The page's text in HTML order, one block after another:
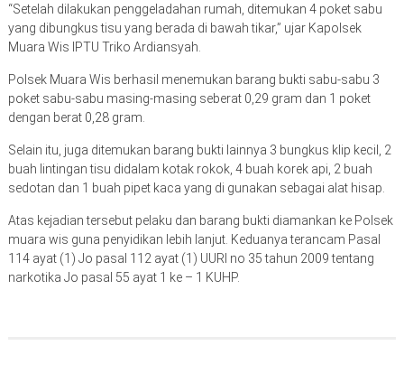
“Setelah dilakukan penggeladahan rumah, ditemukan 4 poket sabu
yang dibungkus tisu yang berada di bawah tikar,” ujar Kapolsek
Muara Wis IPTU Triko Ardiansyah.
Polsek Muara Wis berhasil menemukan barang bukti sabu-sabu 3
poket sabu-sabu masing-masing seberat 0,29 gram dan 1 poket
dengan berat 0,28 gram.
Selain itu, juga ditemukan barang bukti lainnya 3 bungkus klip kecil, 2
buah lintingan tisu didalam kotak rokok, 4 buah korek api, 2 buah
sedotan dan 1 buah pipet kaca yang di gunakan sebagai alat hisap.
Atas kejadian tersebut pelaku dan barang bukti diamankan ke Polsek
muara wis guna penyidikan lebih lanjut. Keduanya terancam Pasal
114 ayat (1) Jo pasal 112 ayat (1) UURI no 35 tahun 2009 tentang
narkotika Jo pasal 55 ayat 1 ke – 1 KUHP.